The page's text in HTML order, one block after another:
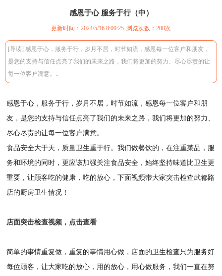
感恩于心 服务于行（中）
更新时间：2024/5/16 8:00:25 浏览次数： 208次
[导读] 感恩于心，服务于行，岁月不居，时节如流，感恩每一位客户和朋友，
是您的支持与信任点亮了我们的未来之路，我们将更加的努力、尽心尽责的让
每一位客户满意。..
感恩于心，服务于行，岁月不居，时节如流，感恩每一位客户和朋
友，是您的支持与信任点亮了我们的未来之路，我们将更加的努力、
尽心尽责的让每一位客户满意。
食品安全大于天，质量卫生重于行。我们做餐饮的，在注重菜品，服
务和环境的同时，更应该加强关注食品安全，始终坚持味道比卫生更
重要，让顾客吃的健康，吃的放心，下面视频带大家突击检查武都路
店的厨房卫生情况！
店面突击检查视频，点击查看
简单的事情重复做，重复的事情用心做，店面的卫生检查只为服务好
每位顾客，让大家吃的放心，用的放心，用心做服务，我们一直在努